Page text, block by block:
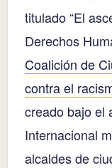
titulado “El
Derechos
Coalición de
contra el
creado bajo el
Internacional
alcaldes de